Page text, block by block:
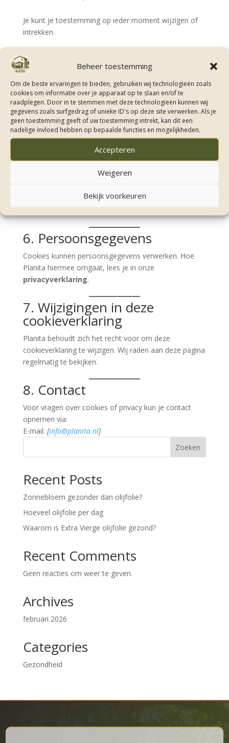
Beheer toestemming
Om de beste ervaringen te bieden, gebruiken wij technologieën zoals
cookies om informatie over je apparaat op te slaan en/of te
raadplegen. Door in te stemmen met deze technologieën kunnen wij
gegevens zoals surfgedrag of unieke ID's op deze site verwerken. Als je
geen toestemming geeft of uw toestemming intrekt, kan dit een
nadelige invloed hebben op bepaalde functies en mogelijkheden.
Accepteren
Weigeren
Bekijk voorkeuren
Je kunt je toestemming op ieder moment wijzigen of
intrekken.
5. Cookies beheren of
verwijderen
Je kunt cookies altijd zelf verwijderen of blokkeren via
de instellingen van je browser. Houd er rekening mee
dat de website mogelijk niet optimaal werkt wanneer
cookies zijn uitgeschakeld.
Handleidingen per browser:
Google Chrome
6. Persoonsgegevens
Cookies kunnen persoonsgegevens verwerken. Hoe
Planita hiermee omgaat, lees je in onze
privacyverklaring.
7. Wijzigingen in deze
cookieverklaring
Planita behoudt zich het recht voor om deze
cookieverklaring te wijzigen. Wij raden aan deze pagina
regelmatig te bekijken.
8. Contact
Voor vragen over cookies of privacy kun je contact
opnemen via:
E-mail: [info@planita.nl]
Zoeken
Recent Posts
Zonnebloem gezonder dan olijfolie?
Hoeveel olijfolie per dag
Waarom is Extra Vierge olijfolie gezond?
Recent Comments
Geen reacties om weer te geven.
Archives
februari 2026
Categories
Gezondheid